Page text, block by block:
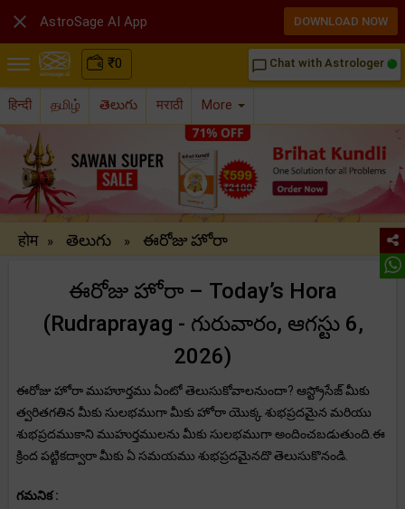
₹0 chat_bubble_outline Chat with Astrologer
हिन्दी தமிழ் తెలుగు मराठी More
होम » తెలుగు » ఈరోజు హోరా
ఈరోజు హోరా – Today’s Hora
(Rudraprayag - గురువారం, ఆగస్టు 6,
2026)
ఈరోజు హోరా ముహూర్తము ఏంటో తెలుసుకోవాలనుందా? ఆస్ట్రోసేజ్ మీకు
త్వరితగతిన మీకు సులభముగా మీకు హోరా యొక్క శుభప్రదమైన మరియు
శుభప్రదముకాని ముహుర్తములను మీకు సులభముగా అందించబడుతుంది.ఈ
క్రింద పట్టికద్వారా మీకు ఏ సమయము శుభప్రదమైనదొ తెలుసుకొనండి.
గమనిక :
 AstroSage AI App DOWNLOAD NOW